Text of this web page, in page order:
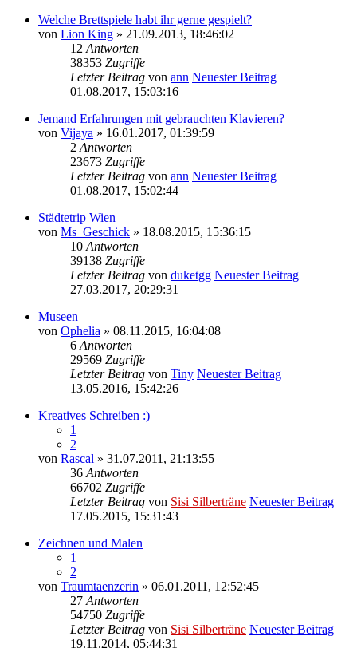
Welche Brettspiele habt ihr gerne gespielt?
von Lion King » 21.09.2013, 18:46:02
12 Antworten
38353 Zugriffe
Letzter Beitrag von ann Neuester Beitrag
01.08.2017, 15:03:16
Jemand Erfahrungen mit gebrauchten Klavieren?
von Vijaya » 16.01.2017, 01:39:59
2 Antworten
23673 Zugriffe
Letzter Beitrag von ann Neuester Beitrag
01.08.2017, 15:02:44
Städtetrip Wien
von Ms_Geschick » 18.08.2015, 15:36:15
10 Antworten
39138 Zugriffe
Letzter Beitrag von duketgg Neuester Beitrag
27.03.2017, 20:29:31
Museen
von Ophelia » 08.11.2015, 16:04:08
6 Antworten
29569 Zugriffe
Letzter Beitrag von Tiny Neuester Beitrag
13.05.2016, 15:42:26
Kreatives Schreiben :)
1
2
von Rascal » 31.07.2011, 21:13:55
36 Antworten
66702 Zugriffe
Letzter Beitrag von Sisi Silberträne Neuester Beitrag
17.05.2015, 15:31:43
Zeichnen und Malen
1
2
von Traumtaenzerin » 06.01.2011, 12:52:45
27 Antworten
54750 Zugriffe
Letzter Beitrag von Sisi Silberträne Neuester Beitrag
19.11.2014, 05:44:31